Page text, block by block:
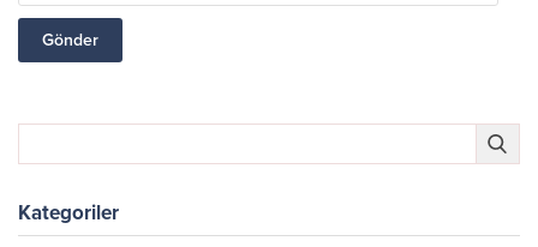
Kategoriler